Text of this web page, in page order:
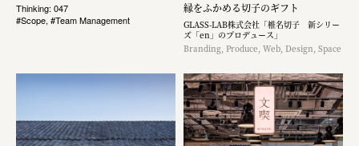
Thinking: 047
#Scope, #Team Management
縁をふかめる切子のギフト
GLASS-LAB株式会社「椎名切子 新シリー
ズ「en」のプロデュース」
Branding, Produce, Web, Design, Space